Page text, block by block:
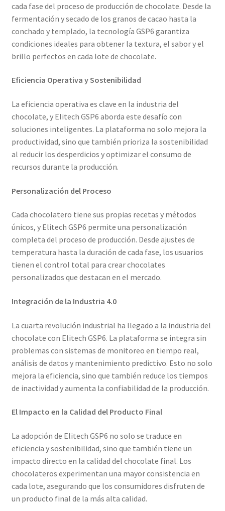
cada fase del proceso de producción de chocolate. Desde la
fermentación y secado de los granos de cacao hasta la
conchado y templado, la tecnología GSP6 garantiza
condiciones ideales para obtener la textura, el sabor y el
brillo perfectos en cada lote de chocolate.
Eficiencia Operativa y Sostenibilidad
La eficiencia operativa es clave en la industria del
chocolate, y Elitech GSP6 aborda este desafío con
soluciones inteligentes. La plataforma no solo mejora la
productividad, sino que también prioriza la sostenibilidad
al reducir los desperdicios y optimizar el consumo de
recursos durante la producción.
Personalización del Proceso
Cada chocolatero tiene sus propias recetas y métodos
únicos, y Elitech GSP6 permite una personalización
completa del proceso de producción. Desde ajustes de
temperatura hasta la duración de cada fase, los usuarios
tienen el control total para crear chocolates
personalizados que destacan en el mercado.
Integración de la Industria 4.0
La cuarta revolución industrial ha llegado a la industria del
chocolate con Elitech GSP6. La plataforma se integra sin
problemas con sistemas de monitoreo en tiempo real,
análisis de datos y mantenimiento predictivo. Esto no solo
mejora la eficiencia, sino que también reduce los tiempos
de inactividad y aumenta la confiabilidad de la producción.
El Impacto en la Calidad del Producto Final
La adopción de Elitech GSP6 no solo se traduce en
eficiencia y sostenibilidad, sino que también tiene un
impacto directo en la calidad del chocolate final. Los
chocolateros experimentan una mayor consistencia en
cada lote, asegurando que los consumidores disfruten de
un producto final de la más alta calidad.